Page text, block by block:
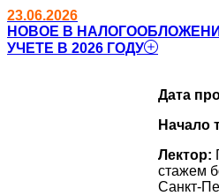
23.06.2026
НОВОЕ В
УЧЕТЕ В 2026 ГОДУ
Дата
Начало
Лектор:
стажем
Санкт-